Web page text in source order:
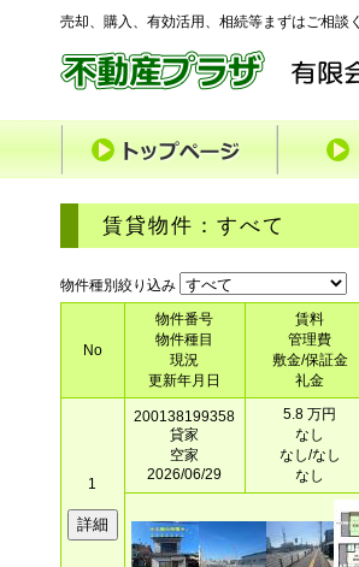
売却、購入、有効活用、相続等まずはご相談
賃貸物件：すべて
物件種別絞り込み
No
物件番号
物件種目
現況
更新年月日
賃料
管理費
敷金/保証金
礼金
1
200138199358
貸家
空家
2026/06/29
5.8 万円
なし
なし/なし
なし